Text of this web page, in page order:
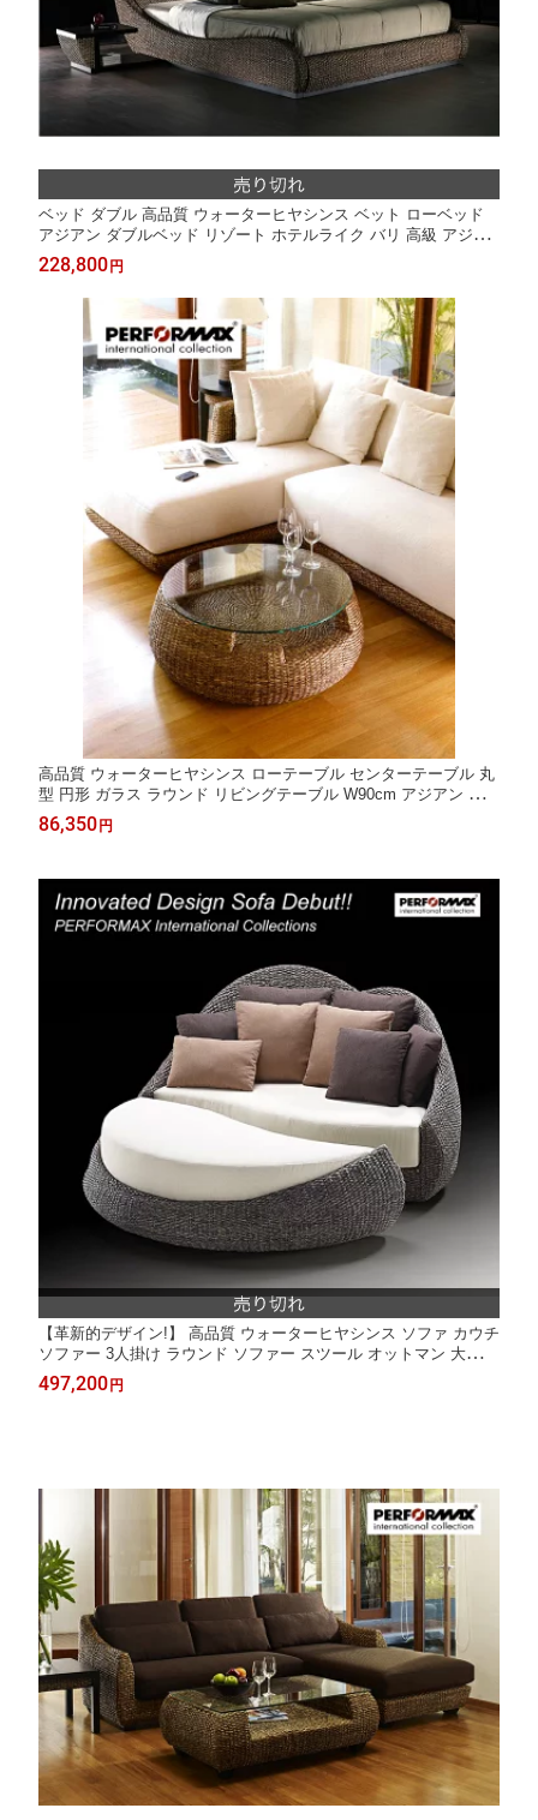
ベッド ダブル 高品質 ウォーターヒヤシンス ベット ローベッド
アジアン ダブルベッド リゾート ホテルライク バリ 高級 アジア
ン家具 ラグジュアリー ナチュラル モダン PERFORMAX 【在庫
販売品・ご予約注文】 タイ国際家具展示会金賞受賞 HBD-08
228,800 円
高品質 ウォーターヒヤシンス ローテーブル センターテーブル 丸
型 円形 ガラス ラウンド リビングテーブル W90cm アジアン テー
ブル ソファーテーブル リゾート 高級 アジアン家具 ナチュラル P
ERFORMAX 【在庫販売品・即納可能】
86,350 円
【革新的デザイン!】 高品質 ウォーターヒヤシンス ソファ カウチ
ソファー 3人掛け ラウンド ソファー スツール オットマン 大型
円形 アジアン デイベッド ソファーベッド ハワイアン アジアン家
具 バリ ナチュラル モダン PERFORMAX 【受注生産品】
497,200 円